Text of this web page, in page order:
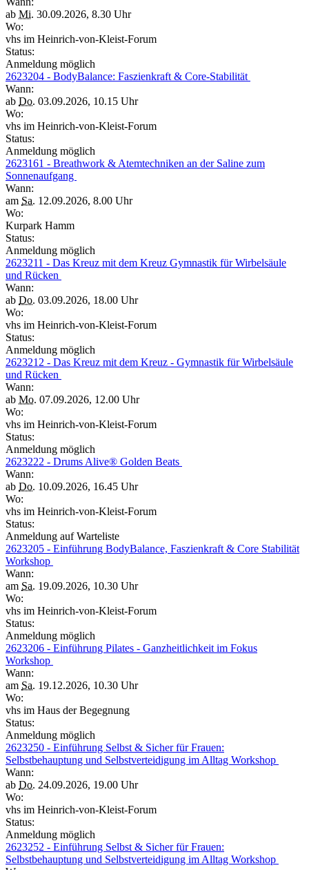
ab Mi. 30.09.2026, 8.30 Uhr
Wo:
vhs im Heinrich-von-Kleist-Forum
Status:
Anmeldung möglich
2623204 - BodyBalance: Faszienkraft & Core-Stabilität
Wann:
ab Do. 03.09.2026, 10.15 Uhr
Wo:
vhs im Heinrich-von-Kleist-Forum
Status:
Anmeldung möglich
2623161 - Breathwork & Atemtechniken an der Saline zum
Sonnenaufgang
Wann:
am Sa. 12.09.2026, 8.00 Uhr
Wo:
Kurpark Hamm
Status:
Anmeldung möglich
2623211 - Das Kreuz mit dem Kreuz Gymnastik für Wirbelsäule
und Rücken
Wann:
ab Do. 03.09.2026, 18.00 Uhr
Wo:
vhs im Heinrich-von-Kleist-Forum
Status:
Anmeldung möglich
2623212 - Das Kreuz mit dem Kreuz - Gymnastik für Wirbelsäule
und Rücken
Wann:
ab Mo. 07.09.2026, 12.00 Uhr
Wo:
vhs im Heinrich-von-Kleist-Forum
Status:
Anmeldung möglich
2623222 - Drums Alive® Golden Beats
Wann:
ab Do. 10.09.2026, 16.45 Uhr
Wo:
vhs im Heinrich-von-Kleist-Forum
Status:
Anmeldung auf Warteliste
2623205 - Einführung BodyBalance, Faszienkraft & Core Stabilität
Workshop
Wann:
am Sa. 19.09.2026, 10.30 Uhr
Wo:
vhs im Heinrich-von-Kleist-Forum
Status:
Anmeldung möglich
2623206 - Einführung Pilates - Ganzheitlichkeit im Fokus
Workshop
Wann:
am Sa. 19.12.2026, 10.30 Uhr
Wo:
vhs im Haus der Begegnung
Status:
Anmeldung möglich
2623250 - Einführung Selbst & Sicher für Frauen:
Selbstbehauptung und Selbstverteidigung im Alltag Workshop
Wann:
ab Do. 24.09.2026, 19.00 Uhr
Wo:
vhs im Heinrich-von-Kleist-Forum
Status:
Anmeldung möglich
2623252 - Einführung Selbst & Sicher für Frauen:
Selbstbehauptung und Selbstverteidigung im Alltag Workshop